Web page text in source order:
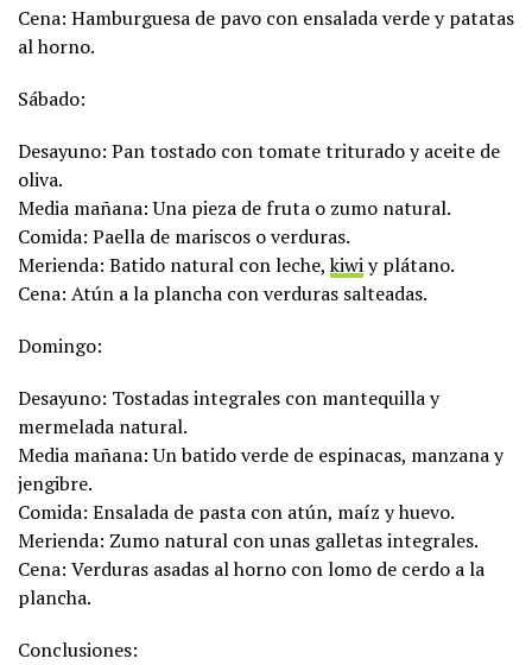
Cena: Hamburguesa de pavo con ensalada verde y patatas
al horno.
Sábado:
Desayuno: Pan tostado con tomate triturado y aceite de
oliva.
Media mañana: Una pieza de fruta o zumo natural.
Comida: Paella de mariscos o verduras.
Merienda: Batido natural con leche,kiwiy plátano.
Cena: Atún a la plancha con verduras salteadas.
Domingo:
Desayuno: Tostadas integrales con mantequilla y
mermelada natural.
Media mañana: Un batido verde de espinacas, manzana y
jengibre.
Comida: Ensalada de pasta con atún, maíz y huevo.
Merienda: Zumo natural con unas galletas integrales.
Cena: Verduras asadas al horno con lomo de cerdo a la
plancha.
Conclusiones: